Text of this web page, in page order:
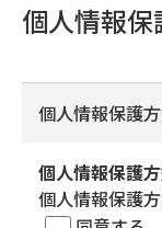
個人情報
個人情報保護
個人情報保護
個人情報保護